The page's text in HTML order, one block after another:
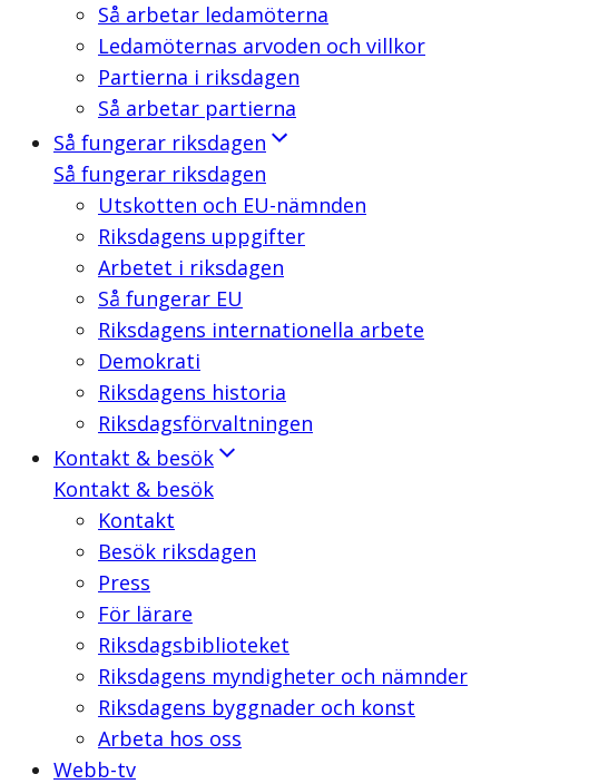
Så arbetar ledamöterna
Ledamöternas arvoden och villkor
Partierna i riksdagen
Så arbetar partierna
Så fungerar riksdagen
Så fungerar riksdagen
Utskotten och EU-nämnden
Riksdagens uppgifter
Arbetet i riksdagen
Så fungerar EU
Riksdagens internationella arbete
Demokrati
Riksdagens historia
Riksdagsförvaltningen
Kontakt & besök
Kontakt & besök
Kontakt
Besök riksdagen
Press
För lärare
Riksdagsbiblioteket
Riksdagens myndigheter och nämnder
Riksdagens byggnader och konst
Arbeta hos oss
Webb-tv